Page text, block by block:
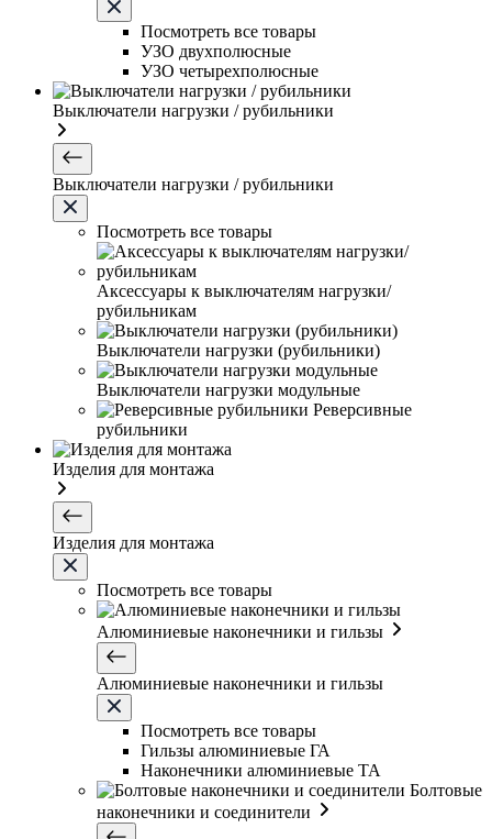
Посмотреть все товары
УЗО двухполюсные
УЗО четырехполюсные
Выключатели нагрузки / рубильники
Выключатели нагрузки / рубильники
Посмотреть все товары
Аксессуары к выключателям нагрузки/
рубильникам
Выключатели нагрузки (рубильники)
Выключатели нагрузки модульные
Реверсивные
рубильники
Изделия для монтажа
Изделия для монтажа
Посмотреть все товары
Алюминиевые наконечники и гильзы
Алюминиевые наконечники и гильзы
Посмотреть все товары
Гильзы алюминиевые ГА
Наконечники алюминиевые ТА
Болтовые
наконечники и соединители